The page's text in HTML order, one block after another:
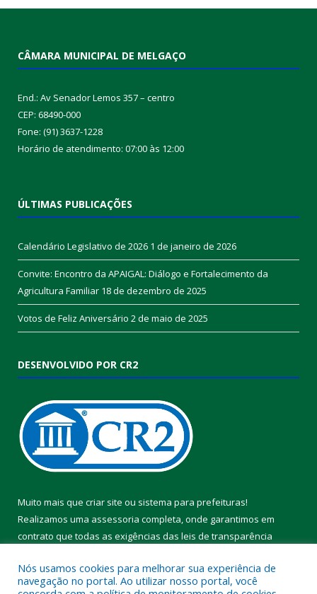
CÂMARA MUNICIPAL DE MELGAÇO
End.: Av Senador Lemos 357 – centro
CEP: 68490-000
Fone: (91) 3637-1228
Horário de atendimento: 07:00 às 12:00
ÚLTIMAS PUBLICAÇÕES
Calendário Legislativo de 2026 1 de janeiro de 2026
Convite: Encontro da APAIGAL: Diálogo e Fortalecimento da
Agricultura Familiar 18 de dezembro de 2025
Votos de Feliz Aniversário 2 de maio de 2025
DESENVOLVIDO POR CR2
Muito mais que criar site ou sistema para prefeituras!
Realizamos uma assessoria completa, onde garantimos em
contrato que todas as exigências das leis de transparência
Conheça oPNTPe oRadar da Transparência Pública
Nós usamos cookies para melhorar sua experiência de
navegação no portal. Ao utilizar nosso portal, você